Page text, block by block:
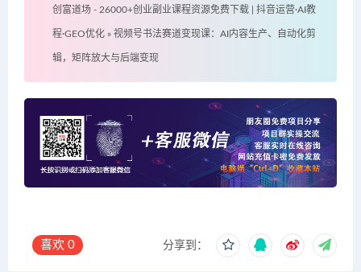
创富道场 - 26000+创业副业课程资源免费下载 | 抖音运营·AI教
程·GEO优化 » 视频号书法赛道变现课：AI内容生产、自动化剪
辑，矩阵放大与后端变现
喜欢 0 分享到：